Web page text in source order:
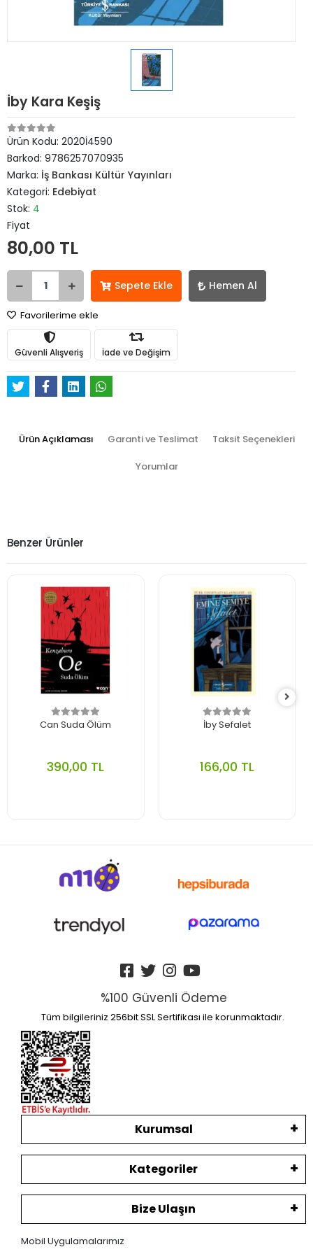
İby Kara Keşiş
Ürün Kodu: 2020İ4590
Barkod: 9786257070935
Marka: İş Bankası Kültür Yayınları
Kategori: Edebiyat
Stok: 4
Fiyat
80,00 TL
Sepete Ekle Hemen Al
Favorilerime ekle
Güvenli Alışveriş İade ve Değişim
Ürün Açıklaması Garanti ve Teslimat Taksit Seçenekleri
Yorumlar
Benzer Ürünler
Can Suda Ölüm
390,00 TL
İby Sefalet
166,00 TL
%100 Güvenli Ödeme
Tüm bilgileriniz 256bit SSL Sertifikası ile korunmaktadır.
Kurumsal
Kategoriler
Bize Ulaşın
Mobil Uygulamalarımız